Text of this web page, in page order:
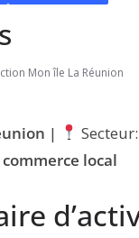
Mon île La Réunion
|
commerce local